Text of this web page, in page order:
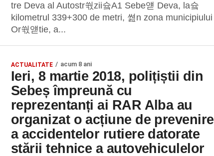
tre Deva al Autostr쒃zii슠A1 Sebe얟 Deva, la슠
kilometrul 339+300 de metri, 쎮n zona municipiului
Or쒃얟tie, a...
ACTUALITATE acum 8 ani
Ieri, 8 martie 2018, polițiștii din
Sebeș împreună cu
reprezentanți ai RAR Alba au
organizat o acțiune de prevenire
a accidentelor rutiere datorate
stării tehnice a autovehiculelor